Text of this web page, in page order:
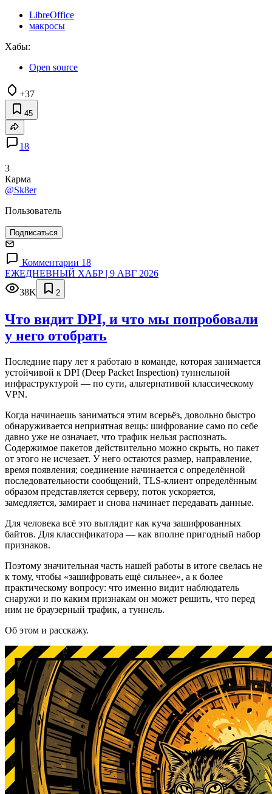
LibreOffice
макросы
Хабы:
Open source
+37
45
18
3
Карма
@Sk8er
Пользователь
Подписаться
Комментарии 18
ЕЖЕДНЕВНЫЙ ХАБР | 9 АВГ 2026
38K
2
Что видит DPI, и что мы попробовали
у него отобрать
Последние пару лет я работаю в команде, которая занимается
устойчивой к DPI (Deep Packet Inspection) туннельной
инфраструктурой — по сути, альтернативой классическому
VPN.
Когда начинаешь заниматься этим всерьёз, довольно быстро
обнаруживается неприятная вещь: шифрование само по себе
давно уже не означает, что трафик нельзя распознать.
Содержимое пакетов действительно можно скрыть, но пакет
от этого не исчезает. У него остаются размер, направление,
время появления; соединение начинается с определённой
последовательности сообщений, TLS-клиент определённым
образом представляется серверу, поток ускоряется,
замедляется, замирает и снова начинает передавать данные.
Для человека всё это выглядит как куча зашифрованных
байтов. Для классификатора — как вполне пригодный набор
признаков.
Поэтому значительная часть нашей работы в итоге свелась не
к тому, чтобы «зашифровать ещё сильнее», а к более
практическому вопросу: что именно видит наблюдатель
снаружи и по каким признакам он может решить, что перед
ним не браузерный трафик, а туннель.
Об этом и расскажу.